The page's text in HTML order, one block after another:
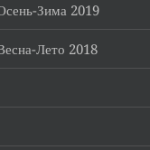
Зима 2019
Лето 2018